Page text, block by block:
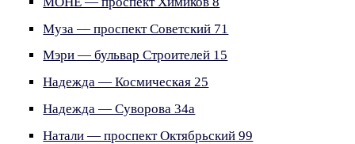
Муза — проспект Советский 71
Мэри — бульвар Строителей 15
Надежда — Космическая 25
Надежда — Суворова 34а
Натали — проспект Октябрьский 99